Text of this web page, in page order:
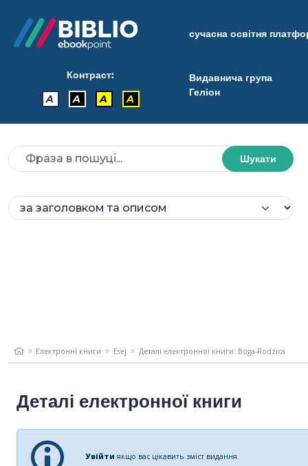
сучасна освітня
Контраст:
A
A A A
Видавнича група
Геліон
Шукати
Електронні книги Esej Деталі електронної книги: Boga-Rodzica
Деталі електронної книги
Увійти якщо вас цікавить зміст видання.